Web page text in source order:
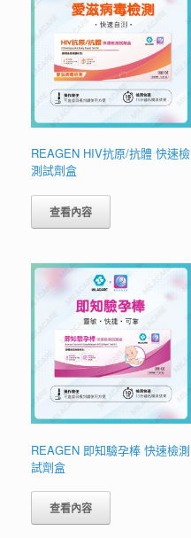
REAGEN HIV抗原/抗體 快速檢
測試劑盒
查看內容
REAGEN 即知驗孕棒 快速檢測
試劑盒
查看內容